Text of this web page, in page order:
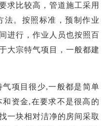
求比较高，管道施工采用
法。按照标准，预制作业
进行，作业人员也按照百
大宗特气项目，一般都建
气项目很少,一般都是简单
资金,在要求不是很高的
一块相对洁净的房间采取